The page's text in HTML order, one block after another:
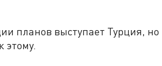
планов выступает Турция, но
этому.